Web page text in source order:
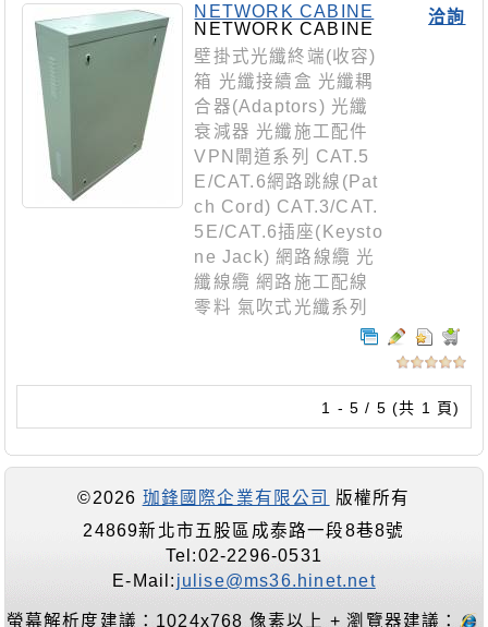
洽詢
NETWORK CABINE
T
NETWORK CABINE
T
壁掛式光纖終端(收容)
箱 光纖接續盒 光纖耦
合器(Adaptors) 光纖
衰減器 光纖施工配件
VPN閘道系列 CAT.5
E/CAT.6網路跳線(Pat
ch Cord) CAT.3/CAT.
5E/CAT.6插座(Keysto
ne Jack) 網路線纜 光
纖線纜 網路施工配線
零料 氣吹式光纖系列
1 - 5 / 5 (共 1 頁)
©2026 珈鋒國際企業有限公司
版權所有
24869新北市五股區成泰路一段8巷8號
Tel:02-2296-0531
E-Mail: julise@ms36.hinet.net
螢幕解析度建議：1024x768 像素以上 + 瀏覽器建議：